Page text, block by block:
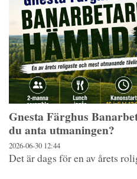
Gnesta Färghus
du anta utmaningen?
2026-06-30 12:44
Det är dags för en av årets